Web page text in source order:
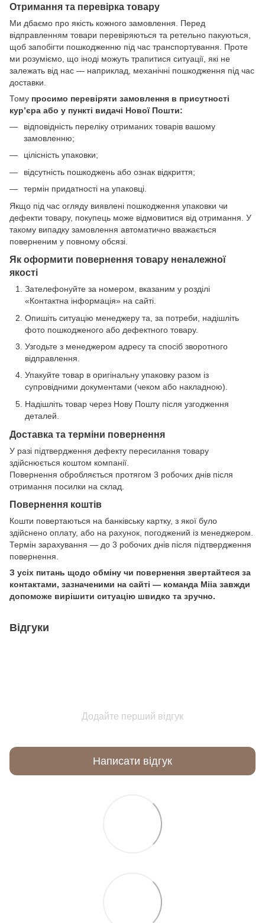
Отримання та перевірка товару
Ми дбаємо про якість кожного замовлення. Перед
відправленням товари перевіряються та ретельно пакуються,
щоб запобігти пошкодженню під час транспортування. Проте
ми розуміємо, що іноді можуть трапитися ситуації, які не
залежать від нас — наприклад, механічні пошкодження під час
доставки.
Тому просимо перевіряти замовлення в присутності
кур’єра або у пункті видачі Нової Пошти:
відповідність переліку отриманих товарів вашому
замовленню;
цілісність упаковки;
відсутність пошкоджень або ознак відкриття;
термін придатності на упаковці.
Якщо під час огляду виявлені пошкодження упаковки чи
дефекти товару, покупець може відмовитися від отримання. У
такому випадку замовлення автоматично вважається
поверненим у повному обсязі.
Як оформити повернення товару неналежної
якості
Зателефонуйте за номером, вказаним у розділі
«Контактна інформація» на сайті.
Опишіть ситуацію менеджеру та, за потреби, надішліть
фото пошкодженого або дефектного товару.
Узгодьте з менеджером адресу та спосіб зворотного
відправлення.
Упакуйте товар в оригінальну упаковку разом із
супровідними документами (чеком або накладною).
Надішліть товар через Нову Пошту після узгодження
деталей.
Доставка та терміни повернення
У разі підтвердження дефекту пересилання товару
здійснюється коштом компанії.
Повернення обробляється протягом 3 робочих днів після
отримання посилки на склад.
Повернення коштів
Кошти повертаються на банківську картку, з якої було
здійснено оплату, або на рахунок, погоджений із менеджером.
Термін зарахування — до 3 робочих днів після підтвердження
повернення.
З усіх питань щодо обміну чи повернення звертайтеся за
контактами, зазначеними на сайті — команда Miia завжди
допоможе вирішити ситуацію швидко та зручно.
Відгуки
Додайте перший відгук
Написати відгук